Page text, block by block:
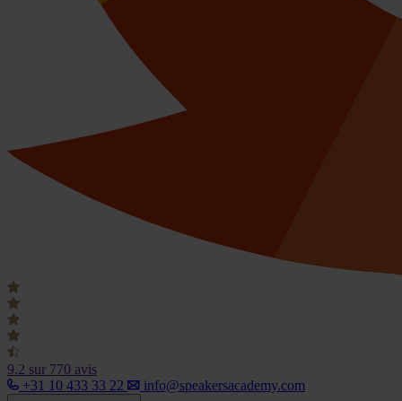
9.2 sur 770 avis
+31 10 433 33 22
info@speakersacademy.com